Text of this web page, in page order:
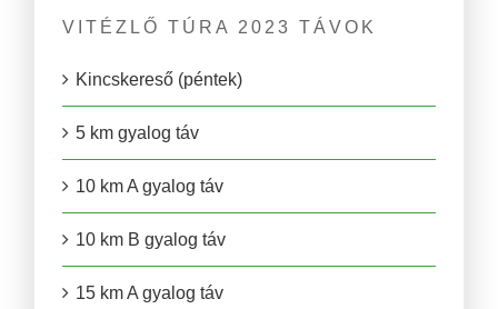
VITÉZLŐ TÚRA 2023 TÁVOK
Kincskereső (péntek)
5 km gyalog táv
10 km A gyalog táv
10 km B gyalog táv
15 km A gyalog táv